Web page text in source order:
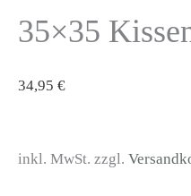
35×35
34,95 €
inkl. MwSt. zzgl.